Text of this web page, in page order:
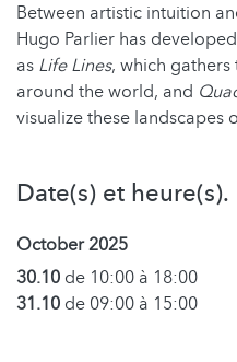
Between artistic intuition
Hugo Parlier has
as Life Lines, which
around the world, and
visualize these landscapes
Date(s) et heure(s).
October 2025
30.10 de 10:00 à 18:00
31.10 de 09:00 à 15:00